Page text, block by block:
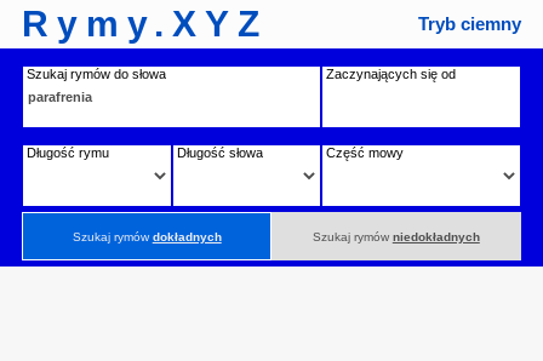
Rymy.XYZ Tryb ciemny
Szukaj rymów do słowa Zaczynających się od
Długość rymu Długość słowa Część mowy
Szukaj rymówdokładnych Szukaj rymów niedokładnych